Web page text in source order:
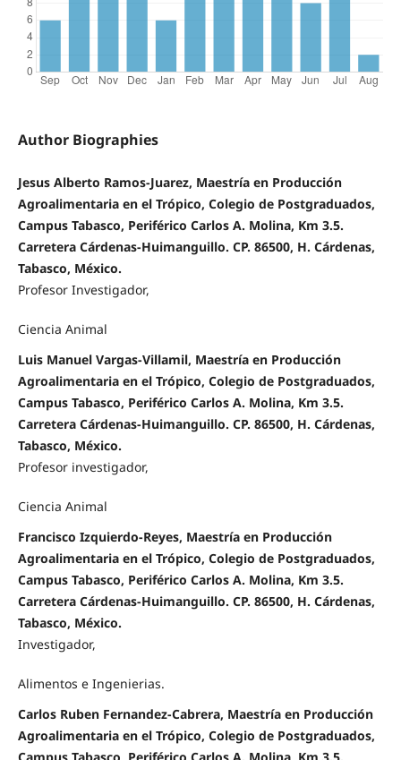
Author Biographies
Jesus Alberto Ramos-Juarez, Maestría en Producción
Agroalimentaria en el Trópico, Colegio de Postgraduados,
Campus Tabasco, Periférico Carlos A. Molina, Km 3.5.
Carretera Cárdenas-Huimanguillo. CP. 86500, H. Cárdenas,
Tabasco, México.
Profesor Investigador,
Ciencia Animal
Luis Manuel Vargas-Villamil, Maestría en Producción
Agroalimentaria en el Trópico, Colegio de Postgraduados,
Campus Tabasco, Periférico Carlos A. Molina, Km 3.5.
Carretera Cárdenas-Huimanguillo. CP. 86500, H. Cárdenas,
Tabasco, México.
Profesor investigador,
Ciencia Animal
Francisco Izquierdo-Reyes, Maestría en Producción
Agroalimentaria en el Trópico, Colegio de Postgraduados,
Campus Tabasco, Periférico Carlos A. Molina, Km 3.5.
Carretera Cárdenas-Huimanguillo. CP. 86500, H. Cárdenas,
Tabasco, México.
Investigador,
Alimentos e Ingenierias.
Carlos Ruben Fernandez-Cabrera, Maestría en Producción
Agroalimentaria en el Trópico, Colegio de Postgraduados,
Campus Tabasco, Periférico Carlos A. Molina, Km 3.5.